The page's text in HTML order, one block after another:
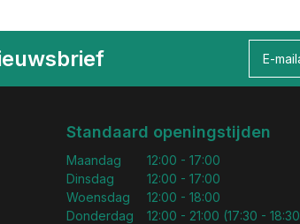
Standaard openingstijden
Maandag
Dinsdag
Woensdag
Donderdag
12:00 - 17:00
12:00 - 17:00
12:00 - 18:00
12:00 - 21:00 (17:30 - 18:30